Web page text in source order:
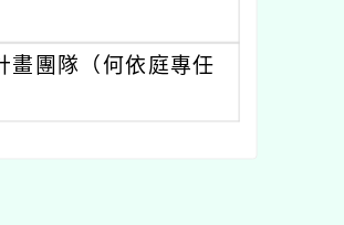
畫團隊（何依庭專任